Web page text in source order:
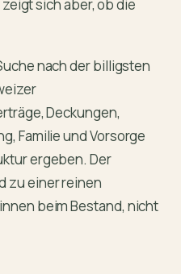
sich aber, ob die
nach der billigsten
Deckungen,
Familie und Vorsorge
ergeben. Der
zu einer reinen
beim Bestand, nicht